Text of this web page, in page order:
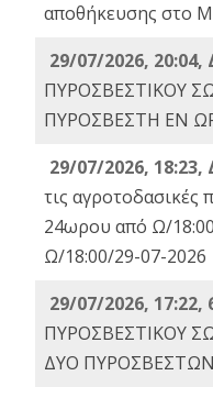
αποθήκευσης στο
29/07/2026, 20:04,
ΠΥΡΟΣΒΕΣΤΙΚΟΥ
ΠΥΡΟΣΒΕΣΤΗ ΕΝ
29/07/2026, 18:23,
τις αγροτοδασικές
24ωρου από Ω/
Ω/18:00/29-07-2026
29/07/2026, 17:22,
ΠΥΡΟΣΒΕΣΤΙΚΟΥ
ΔΥΟ